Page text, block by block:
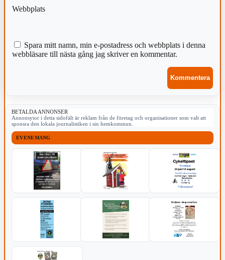
Webbplats
Spara mitt namn, min e-postadress och webbplats i denna
webbläsare till nästa gång jag skriver en kommentar.
BETALDA ANNONSER
Annonsytor i detta sidofält är reklam från de företag och organisationer som valt att
sponsra den lokala journalistiken i sin hemkommun.
EVENEMANG